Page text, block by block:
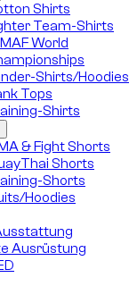
Shirts
Team-Shirts
World
Shirts/Hoodies
Tops
Shirts
& Fight Shorts
Shorts
Shorts
Hoodies
Ausrüstung